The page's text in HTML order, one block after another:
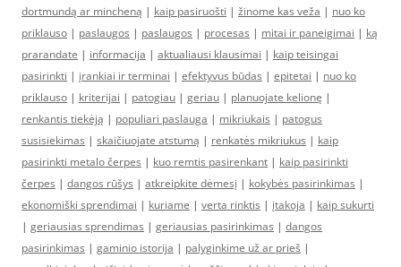
dortmundą ar mincheną | kaip pasiruošti | žinome kas veža | nuo ko
priklauso | paslaugos | paslaugos | procesas | mitai ir paneigimai | ką
prarandate | informacija | aktualiausi klausimai | kaip teisingai
pasirinkti | įrankiai ir terminai | efektyvus būdas | epitetai | nuo ko
priklauso | kriterijai | patogiau | geriau | planuojate kelionę |
renkantis tiekėją | populiari paslauga | mikriukais | patogus
susisiekimas | skaičiuojate atstumą | renkatės mikriukus | kaip
pasirinkti metalo čerpes | kuo remtis pasirenkant | kaip pasirinkti
čerpes | dangos rūšys | atkreipkite dėmesį | kokybės pasirinkimas |
ekonomiški sprendimai | kuriame | verta rinktis | įtakoja | kaip sukurti
| geriausias sprendimas | geriausias pasirinkimas | dangos
pasirinkimas | gaminio istorija | palyginkime už ar prieš |